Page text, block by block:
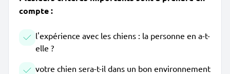
compte :
l'expérience avec les chiens : la personne en a-t-
elle ?
votre chien sera-t-il dans un bon environnement